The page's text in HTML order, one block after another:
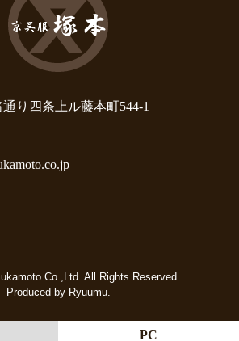
り四条上ル藤本町544-1
Co.,Ltd. All Rights Reserved.
Produced by Ryuumu.
PC